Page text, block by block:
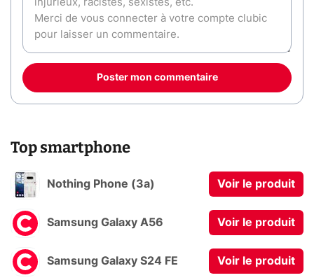
Poster mon commentaire
Top smartphone
Nothing Phone (3a) Voir le produit
Samsung Galaxy A56 Voir le produit
Samsung Galaxy S24 FE Voir le produit